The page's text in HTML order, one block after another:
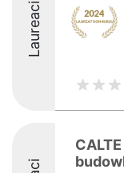
Laureaci